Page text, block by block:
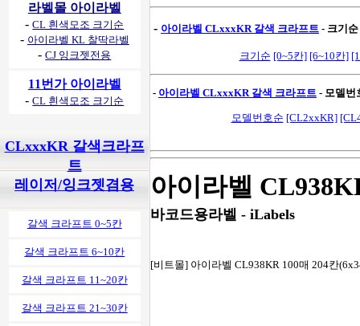
라벨몰 아이라벨
-CL 흰색모조 크기순
- 아이라벨 KL 찰딱라벨
-CJ 잉크젯전용
11번가 아이라벨
-CL 흰색모조 크기순
CLxxxKR 갈색크라프
트
레이저/잉크젯겸용
갈색 크라프트 0~5칸
갈색 크라프트 6~10칸
갈색 크라프트 11~20칸
갈색 크라프트 21~30칸
- 아이라벨 CLxxxKR 갈색 크라프트 - 크기
크기순 [0~5칸] [6~10칸]
- 아이라벨 CLxxxKR 갈색 크라프트 - 모델번
모델번호순 [CL2xxKR]
아이라벨
바코드용라벨 - iLabels
[비트몰] 아이라벨 CL938KR 100매 204칸